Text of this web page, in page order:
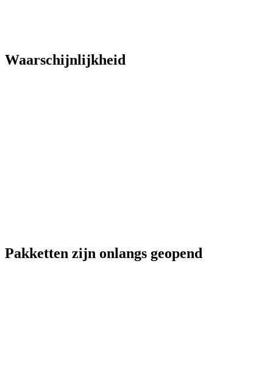
Waarschijnlijkheid
Pakketten zijn onlangs geopend